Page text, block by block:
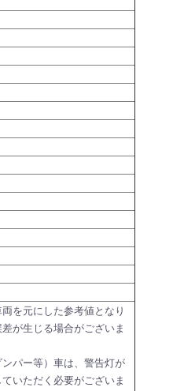
を元にした参考値となり
が生じる場合がございま
パー等）車は、警告灯が
いただく必要がございま